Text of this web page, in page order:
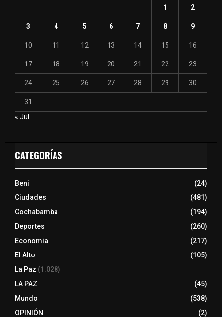
1 2
3 4 5 6 7 8 9
10 11 12 13 14 15 16
17 18 19 20 21 22 23
24 25 26 27 28 29 30
31
« Jul
CATEGORÍAS
Beni
(24)
Ciudades
(481)
Cochabamba
(194)
Deportes
(260)
Economia
(217)
El Alto
(105)
La Paz (1.028)
LA PAZ
(45)
Mundo
(538)
OPINIÓN
(2)